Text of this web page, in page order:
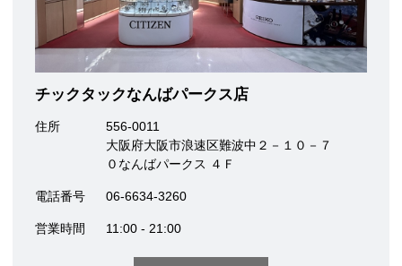
チックタックなんばパークス店
住所
556-0011
大阪府大阪市浪速区難波中２－１０－７
０なんばパークス ４Ｆ
電話番号 06-6634-3260
営業時間 11:00 - 21:00